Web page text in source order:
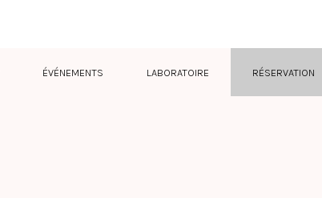
ÉVÉNEMENTS LABORATOIRE RÉSERVATION